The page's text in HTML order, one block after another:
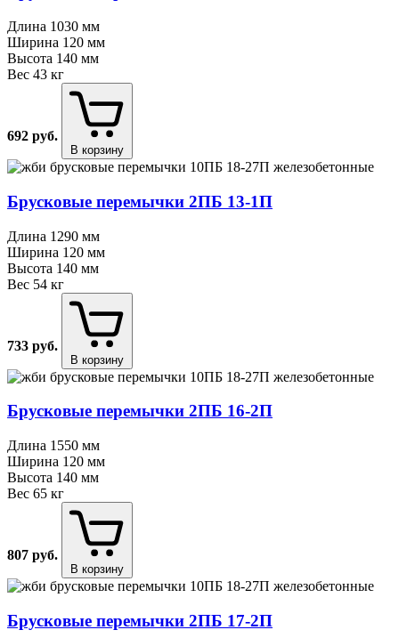
Длина 1030 мм
Ширина 120 мм
Высота 140 мм
Вес 43 кг
692 руб.
В корзину
Брусковые перемычки 2ПБ 13⁠-⁠1П
Длина 1290 мм
Ширина 120 мм
Высота 140 мм
Вес 54 кг
733 руб.
В корзину
Брусковые перемычки 2ПБ 16⁠-⁠2П
Длина 1550 мм
Ширина 120 мм
Высота 140 мм
Вес 65 кг
807 руб.
В корзину
Брусковые перемычки 2ПБ 17⁠-⁠2П